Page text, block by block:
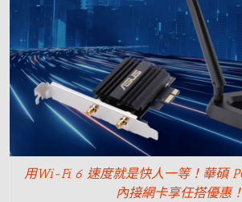
用Wi-Fi 6 速度就是快人一等！華碩
內接網卡享任搭優惠！